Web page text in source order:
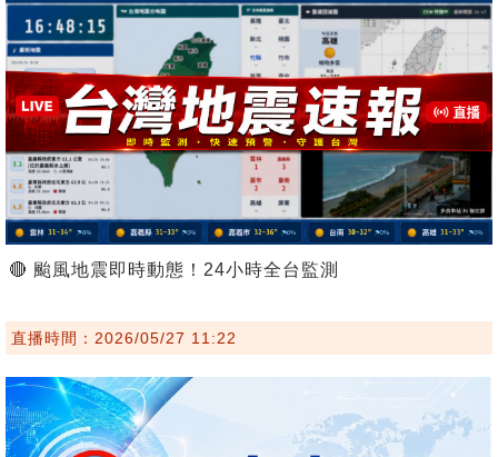
🔴 颱風地震即時動態！24小時全台監測
直播時間：2026/05/27 11:22